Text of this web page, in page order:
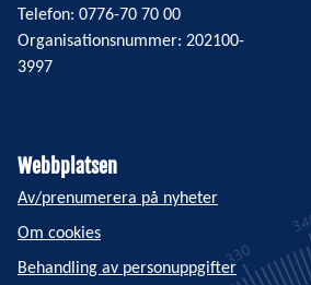
Telefon: 0776-70 70 00
Organisationsnummer: 202100-
3997
Webbplatsen
Av/prenumerera på nyheter
Om cookies
Behandling av personuppgifter